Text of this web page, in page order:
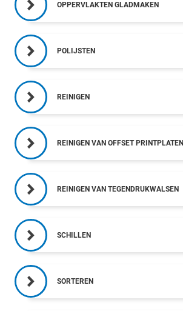
OPPERVLAKTEN GLADMAKEN
POLIJSTEN
REINIGEN
REINIGEN VAN OFFSET PRINTPLATEN
REINIGEN VAN TEGENDRUKWALSEN
SCHILLEN
SORTEREN